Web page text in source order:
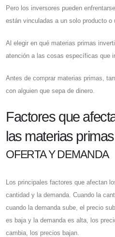
Pero los inversores pueden
están vinculadas a un solo producto o
Al elegir en qué materias primas
atención a las cosas específicas que
Antes de comprar materias primas,
con alguien que sepa de dinero.
Factores que
las materias primas
OFERTA Y DEMANDA
Los principales factores que afectan
cantidad y la demanda. Cuando la
cuando la demanda sube, el precio
es baja y la demanda es alta, los
cambia, los precios bajan.